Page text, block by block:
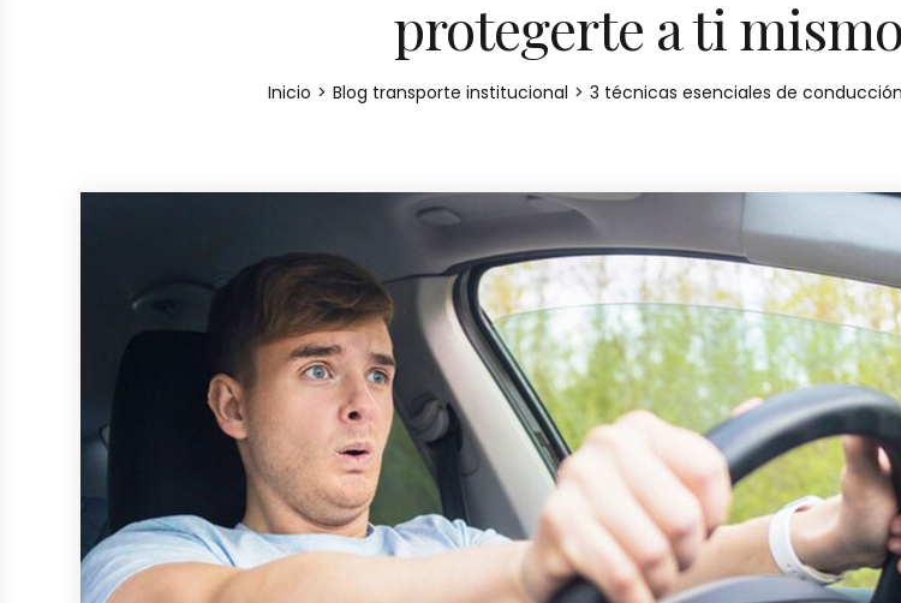
protegerte a ti
Inicio > Blog transporte institucional > 3 técnicas esenciales de